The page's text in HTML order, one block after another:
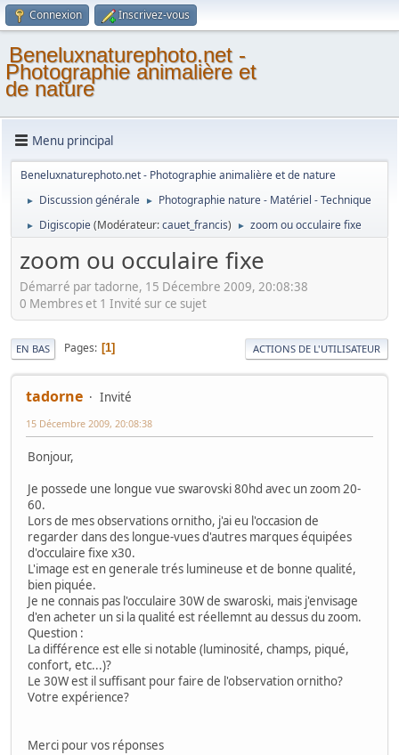
Connexion Inscrivez-vous
Beneluxnaturephoto.net -
Photographie animalière et
de nature
Menu principal
Beneluxnaturephoto.net - Photographie animalière et de nature
► Discussion générale ► Photographie nature - Matériel - Technique
► Digiscopie(Modérateur:cauet_francis) ► zoom ou occulaire fixe
zoom ou occulaire fixe
Démarré par tadorne, 15 Décembre 2009, 20:08:38
0 Membres et 1 Invité sur ce sujet
EN BAS Pages 1 ACTIONS DE L'UTILISATEUR
tadorne Invité
15 Décembre 2009, 20:08:38
Bonjour,
Je possede une longue vue swarovski 80hd avec un zoom 20-
60.
Lors de mes observations ornitho, j'ai eu l'occasion de
regarder dans des longue-vues d'autres marques équipées
d'occulaire fixe x30.
L'image est en generale trés lumineuse et de bonne qualité,
bien piquée.
Je ne connais pas l'occulaire 30W de swaroski, mais j'envisage
d'en acheter un si la qualité est réellemnt au dessus du zoom.
Question :
La différence est elle si notable (luminosité, champs, piqué,
confort, etc...)?
Le 30W est il suffisant pour faire de l'observation ornitho?
Votre expérience?
Merci pour vos réponses